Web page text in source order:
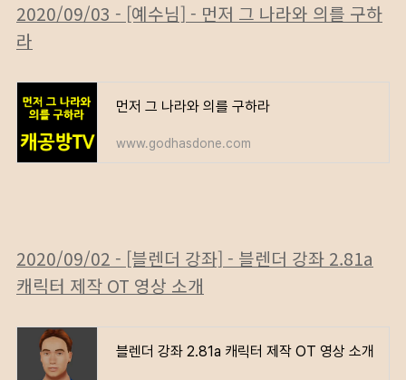
2020/09/03 - [예수님] - 먼저 그 나라와 의를 구하
라
먼저 그 나라와 의를 구하라
www.godhasdone.com
2020/09/02 - [블렌더 강좌] - 블렌더 강좌 2.81a
캐릭터 제작 OT 영상 소개
블렌더 강좌 2.81a 캐릭터 제작 OT 영상 소개